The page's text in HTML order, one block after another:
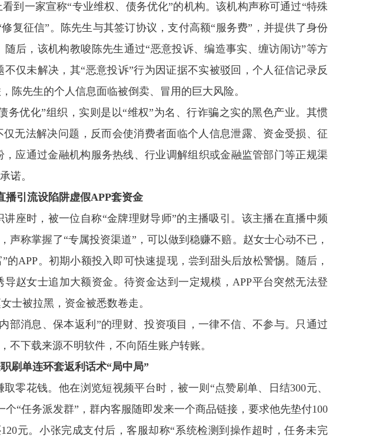
到一家宣称“专业维权、债务优化”的机构。该机构声称可通过“特殊
复征信”。陈先生与其签订协议，支付高额“服务费”，并提供了身份
后，该机构教唆陈先生通过“恶意投诉、编造事实、缠访闹访”等方
仅未解决，其“恶意投诉”行为因证据不实被驳回，个人征信记录反
陈先生的个人信息面临被倒卖、冒用的巨大风险。
务优化”组织，实则是以“维权”为名、行诈骗之实的黑色产业。其惯
无法解决问题，反而会使消费者面临个人信息泄露、资金受损、征
应通过金融机构服务热线、行业调解组织或金融监管部门等正规渠
诺。
播引流设陷阱虚假APP套资金
座时，被一位自称“金牌理财导师”的主播吸引。该主播在直播中频
声称掌握了“专属投资渠道”，可以做到稳赚不赔。赵女士心动不已，
APP。初期小额投入即可快速提现，尝到甜头后放松警惕。随后，
赵女士追加大额资金。待资金达到一定规模，APP平台突然无法登
士被拉黑，资金被悉数卷走。
部消息、保本返利”的理财、投资项目，一律不信、不参与。只通过
不下载来源不明软件，不向陌生账户转账。
刷单连环套返利话术“局中局”
零花钱。他在浏览短视频平台时，被一则“点赞刷单、日结300元、
“任务派发群”，群内客服随即发来一个商品链接，要求他先垫付100
元。小张完成支付后，客服却称“系统检测到操作超时，任务未完